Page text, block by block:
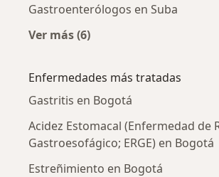
Gastroenterólogos en Suba
Ver más (6)
Enfermedades más tratadas
Gastritis en Bogotá
Acidez Estomacal (Enfermedad de
Gastroesofágico; ERGE) en Bogotá
Estreñimiento en Bogotá